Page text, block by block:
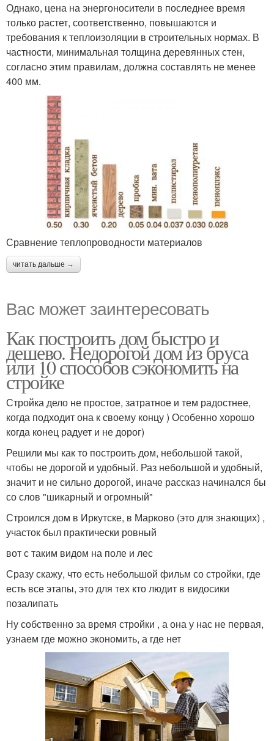
Однако, цена на энергоносители в последнее время
только растет, соответственно, повышаются и
требования к теплоизоляции в строительных нормах. В
частности, минимальная толщина деревянных стен,
согласно этим правилам, должна составлять не менее
400 мм.
Сравнение теплопроводности материалов
читать дальше →
Вас может заинтересовать
Как построить дом быстро и
дешево. Недорогой дом из бруса
или 10 способов сэкономить на
стройке
Стройка дело не простое, затратное и тем радостнее,
когда подходит она к своему концу ) Особенно хорошо
когда конец радует и не дорог)
Решили мы как то построить дом, небольшой такой,
чтобы не дорогой и удобный. Раз небольшой и удобный,
значит и не сильно дорогой, иначе рассказ начинался бы
со слов "шикарный и огромный"
Строился дом в Иркутске, в Марково (это для знающих) ,
участок был практически ровный
вот с таким видом на поле и лес
Сразу скажу, что есть небольшой фильм со стройки, где
есть все этапы, это для тех кто людит в видосики
позалипать
Ну собственно за время стройки , а она у нас не первая,
узнаем где можно экономить, а где нет